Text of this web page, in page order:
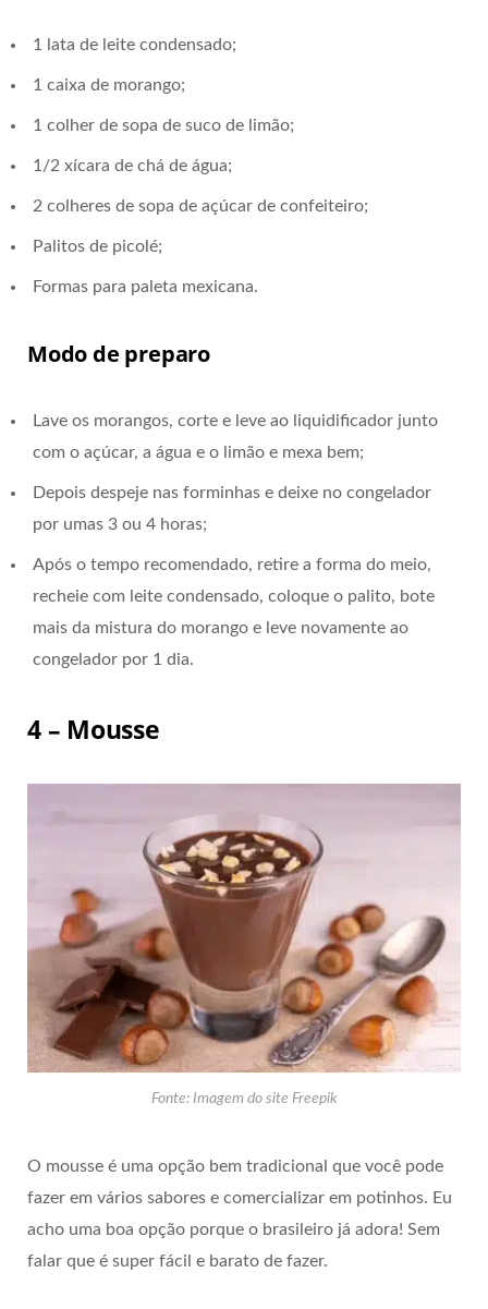
1 lata de leite condensado;
1 caixa de morango;
1 colher de sopa de suco de limão;
1/2 xícara de chá de água;
2 colheres de sopa de açúcar de confeiteiro;
Palitos de picolé;
Formas para paleta mexicana.
Modo de preparo
Lave os morangos, corte e leve ao liquidificador junto
com o açúcar, a água e o limão e mexa bem;
Depois despeje nas forminhas e deixe no congelador
por umas 3 ou 4 horas;
Após o tempo recomendado, retire a forma do meio,
recheie com leite condensado, coloque o palito, bote
mais da mistura do morango e leve novamente ao
congelador por 1 dia.
4 – Mousse
Fonte: Imagem do site Freepik
O mousse é uma opção bem tradicional que você pode
fazer em vários sabores e comercializar em potinhos. Eu
acho uma boa opção porque o brasileiro já adora! Sem
falar que é super fácil e barato de fazer.